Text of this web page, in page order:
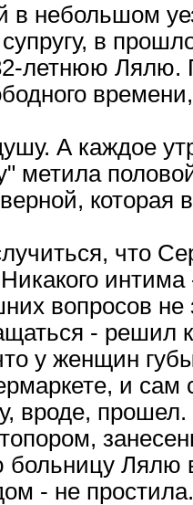
в небольшом
в
летнюю Лялю.
А каждое
метила
что
вопросов не
- решил
у женщин
и сам
вроде,
больницу
- не